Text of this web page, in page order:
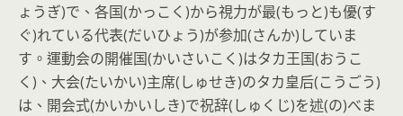
ょうぎ)で、各国(かっこく)から視力が最(もっと)も優(す
ぐ)れている代表(だいひょう)が参加(さんか)していま
す。運動会の開催国(かいさいこく)はタカ王国(おうこ
く)、大会(たいかい)主席(しゅせき)のタカ皇后(こうごう)
は、開会式(かいかいしき)で祝辞(しゅくじ)を述(の)べま